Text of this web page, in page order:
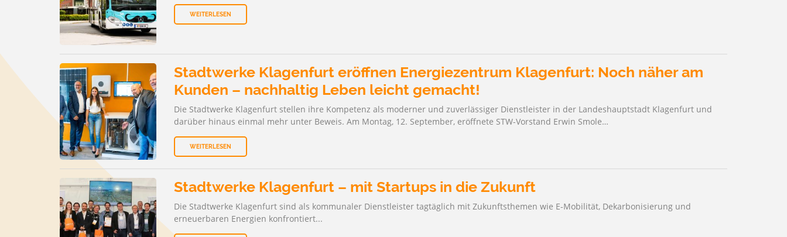
WEITERLESEN
Stadtwerke Klagenfurt eröffnen Energiezentrum Klagenfurt: Noch näher am
Kunden – nachhaltig Leben leicht gemacht!
Die Stadtwerke Klagenfurt stellen ihre Kompetenz als moderner und zuverlässiger Dienstleister in der Landeshauptstadt Klagenfurt und
darüber hinaus einmal mehr unter Beweis. Am Montag, 12. September, eröffnete STW-Vorstand Erwin Smole…
WEITERLESEN
Stadtwerke Klagenfurt – mit Startups in die Zukunft
Die Stadtwerke Klagenfurt sind als kommunaler Dienstleister tagtäglich mit Zukunftsthemen wie E-Mobilität, Dekarbonisierung und
erneuerbaren Energien konfrontiert...